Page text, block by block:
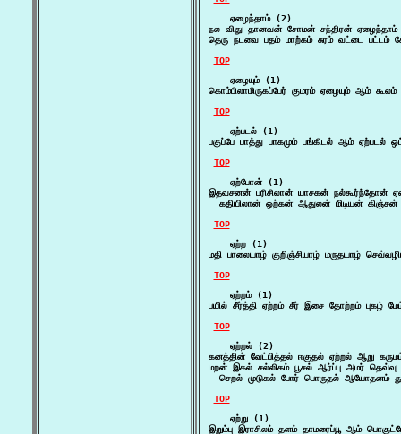
    ஏழைந்தாம் (2)
நல விது தானவன் சோமன் சந்திரன் ஏழைந்தாம்
தெரு நடவை பதம் மாற்கம் சுரம் வட்டை பட்டம்
TOP
    ஏழையும் (1)
கொம்பிலாமிருகப்பேர் குமரம் ஏழையும் ஆம்
TOP
    ஏற்படல் (1)
பகுப்பே பாத்து பாகமும் பங்கிடல் ஆம்
TOP
    ஏற்போன் (1)
இதவசனன் பரிசிலான் யாசகன் நல்கூர்ந்தோன்
கதியிலான் ஒற்கன் ஆதுலன் மிடியன்
TOP
    ஏற்ற (1)
மதி பாலையாழ் குறிஞ்சியாழ் மருதயாழ்
TOP
    ஏற்றம் (1)
பயில் சீர்த்தி ஏற்றம் சீர் இசை தோற்றம் புகழ்
TOP
    ஏற்றல் (2)
கனத்தின் வேட்பித்தல் ஈகுதல் ஏற்றல் ஆறு
மறன் இகல் சல்லிகம் பூசல் ஆர்ப்பு அமர்
செறல் முடுகல் போர் பொருதல் ஆயோதனம்
TOP
    ஏற்று (1)
இறும்பு இராசிலம் தளம் தாமரைப்பூ ஆம்